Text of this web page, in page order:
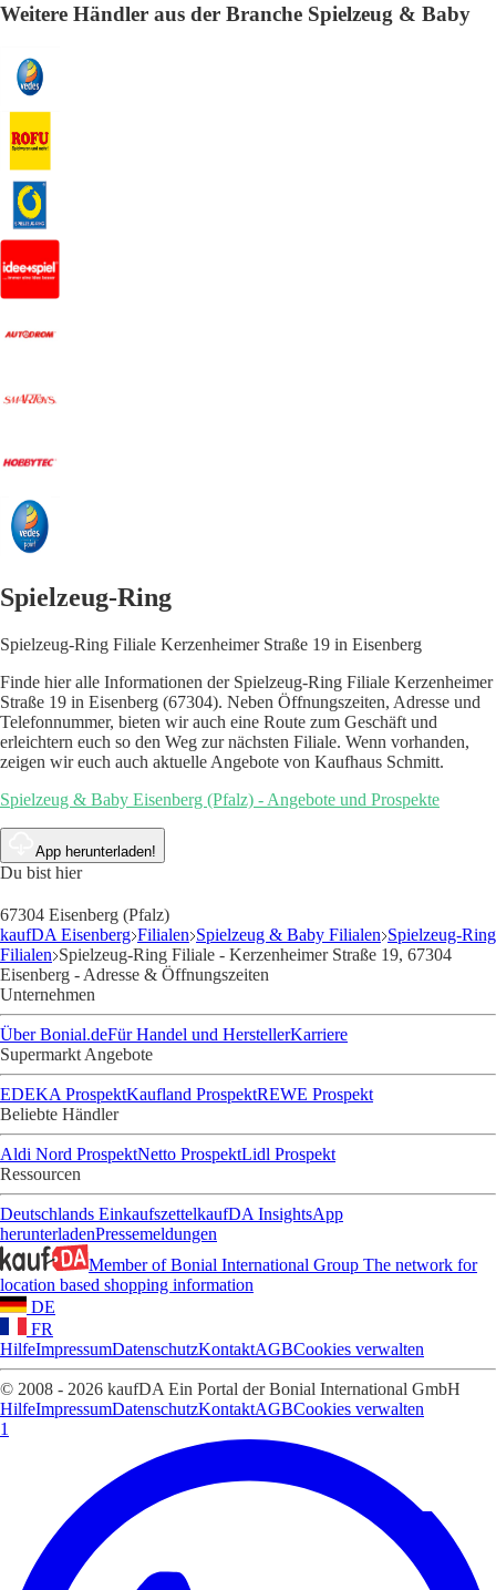
Weitere Händler aus der Branche Spielzeug & Baby
Spielzeug-Ring
Spielzeug-Ring Filiale Kerzenheimer Straße 19 in Eisenberg
Finde hier alle Informationen der Spielzeug-Ring Filiale Kerzenheimer
Straße 19 in Eisenberg (67304). Neben Öffnungszeiten, Adresse und
Telefonnummer, bieten wir auch eine Route zum Geschäft und
erleichtern euch so den Weg zur nächsten Filiale. Wenn vorhanden,
zeigen wir euch auch aktuelle Angebote von Kaufhaus Schmitt.
Spielzeug & Baby Eisenberg (Pfalz) - Angebote und Prospekte
App herunterladen!
Du bist hier
67304 Eisenberg (Pfalz)
kaufDA Eisenberg Filialen Spielzeug & Baby Filialen Spielzeug-Ring
Filialen Spielzeug-Ring Filiale - Kerzenheimer Straße 19, 67304
Eisenberg - Adresse & Öffnungszeiten
Unternehmen
Über Bonial.deFür Handel und HerstellerKarriere
Supermarkt Angebote
EDEKA ProspektKaufland ProspektREWE Prospekt
Beliebte Händler
Aldi Nord ProspektNetto ProspektLidl Prospekt
Ressourcen
Deutschlands EinkaufszettelkaufDA InsightsApp
herunterladenPressemeldungen
Member of Bonial International Group The network for
location based shopping information
DE
FR
HilfeImpressumDatenschutzKontaktAGBCookies verwalten
© 2008 - 2026 kaufDA Ein Portal der Bonial International GmbH
HilfeImpressumDatenschutzKontaktAGBCookies verwalten
1